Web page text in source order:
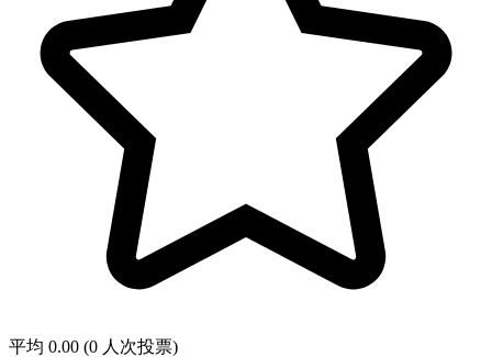
平均 0.00 (0 人次投票)